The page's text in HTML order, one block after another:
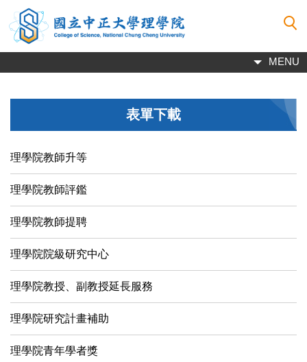
跳
到
主
內
MENU
表單下載
理學院教師升等
理學院教師評鑑
理學院教師提聘
理學院院級研究中心
理學院教授、副教授延長服務
理學院研究計畫補助
理學院青年學者獎